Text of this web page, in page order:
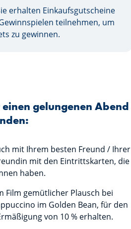
erhalten Einkaufsgutscheine
teilnehmen, um
zu gewinnen.
gelungenen Abend
mit Ihrem besten Freund / Ihrer
mit den Eintrittskarten, die
haben.
Film gemütlicher Plausch bei
im Golden Bean, für den
von 10 % erhalten.